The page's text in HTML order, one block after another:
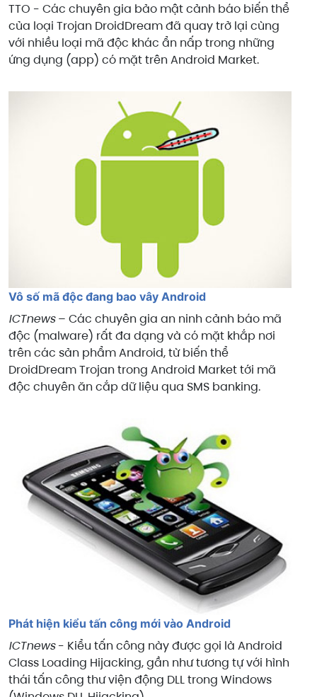
TTO - Các chuyên gia bảo mật cảnh báo biến thể
của loại Trojan DroidDream đã quay trở lại cùng
với nhiều loại mã độc khác ẩn nấp trong những
ứng dụng (app) có mặt trên Android Market.
Vô số mã độc đang bao vây Android
ICTnews– Các chuyên gia an ninh cảnh báo mã
độc (malware) rất đa dạng và có mặt khắp nơi
trên các sản phẩm Android, từ biến thể
DroidDream Trojan trong Android Market tới mã
độc chuyên ăn cắp dữ liệu qua SMS banking.
Phát hiện kiểu tấn công mới vào Android
ICTnews- Kiểu tấn công này được gọi là Android
Class Loading Hijacking, gần như tương tự với hình
thái tấn công thư viện động DLL trong Windows